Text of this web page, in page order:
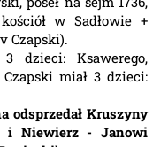
w Sadłowie +
Czapski).
dzieci: Ksawerego,
miał 3 dzieci:
odsprzedał Kruszyny
i Niewierz - Janowi